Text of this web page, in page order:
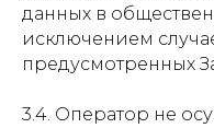
данных в
исключением
предусмотренных
3.4. Оператор не